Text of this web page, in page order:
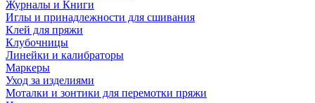
Журналы и Книги
Иглы и принадлежности для сшивания
Клей для пряжи
Клубочницы
Линейки и калибраторы
Маркеры
Уход за изделиями
Моталки и зонтики для перемотки пряжи